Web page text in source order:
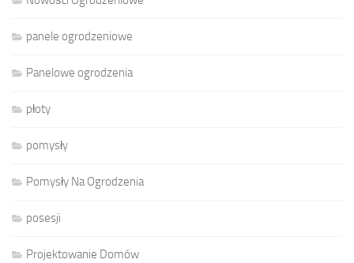
panele ogrodzeniowe
Panelowe ogrodzenia
płoty
pomysły
Pomysły Na Ogrodzenia
posesji
Projektowanie Domów